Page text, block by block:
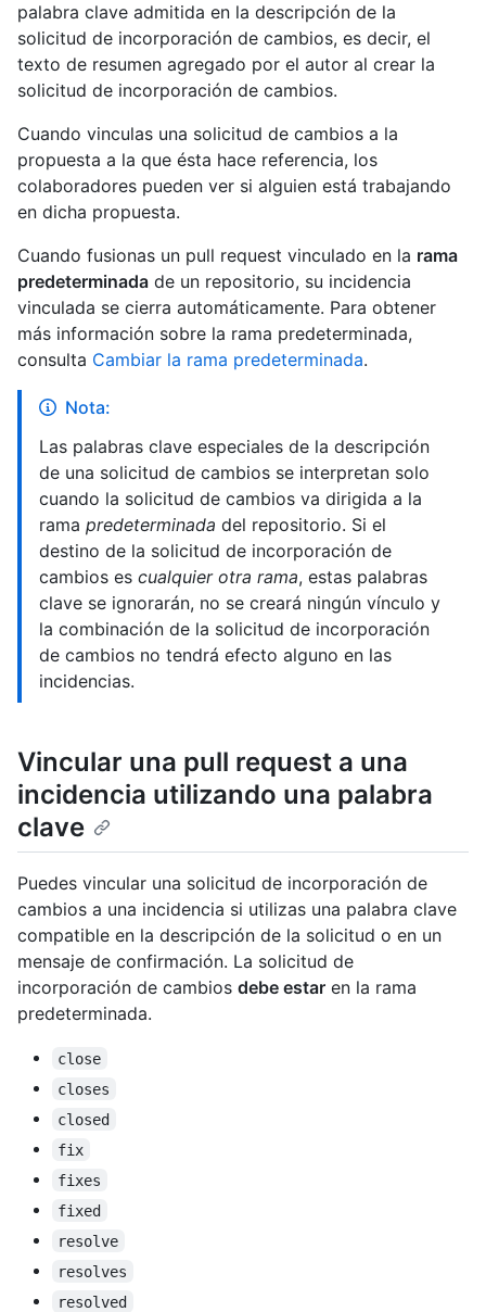
palabra clave admitida en la descripción de la
solicitud de incorporación de cambios, es decir, el
texto de resumen agregado por el autor al crear la
solicitud de incorporación de cambios.
Cuando vinculas una solicitud de cambios a la
propuesta a la que ésta hace referencia, los
colaboradores pueden ver si alguien está trabajando
en dicha propuesta.
Cuando fusionas un pull request vinculado en la rama
predeterminada de un repositorio, su incidencia
vinculada se cierra automáticamente. Para obtener
más información sobre la rama predeterminada,
consulta Cambiar la rama predeterminada.
Nota:
Las palabras clave especiales de la descripción
de una solicitud de cambios se interpretan solo
cuando la solicitud de cambios va dirigida a la
rama predeterminada del repositorio. Si el
destino de la solicitud de incorporación de
cambios es cualquier otra rama, estas palabras
clave se ignorarán, no se creará ningún vínculo y
la combinación de la solicitud de incorporación
de cambios no tendrá efecto alguno en las
incidencias.
Vincular una pull request a una
incidencia utilizando una palabra
clave
Puedes vincular una solicitud de incorporación de
cambios a una incidencia si utilizas una palabra clave
compatible en la descripción de la solicitud o en un
mensaje de confirmación. La solicitud de
incorporación de cambios debe estar en la rama
predeterminada.
close
closes
closed
fix
fixes
fixed
resolve
resolves
resolved